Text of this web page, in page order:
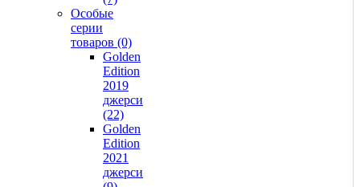
Особые
серии
товаров (0)
Golden
Edition
2019
джерси
(22)
Golden
Edition
2021
джерси